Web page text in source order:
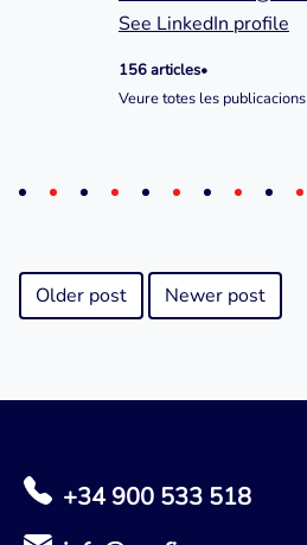
See LinkedIn profile
156 articles•
Veure totes les publicacions
Older post Newer post
+34 900 533 518